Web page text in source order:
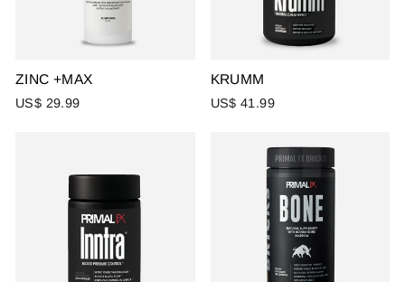
ZINC +MAX
US$ 29.99
KRUMM
US$ 41.99